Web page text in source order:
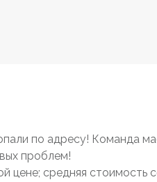
по адресу! Команда
проблем!
цене; средняя